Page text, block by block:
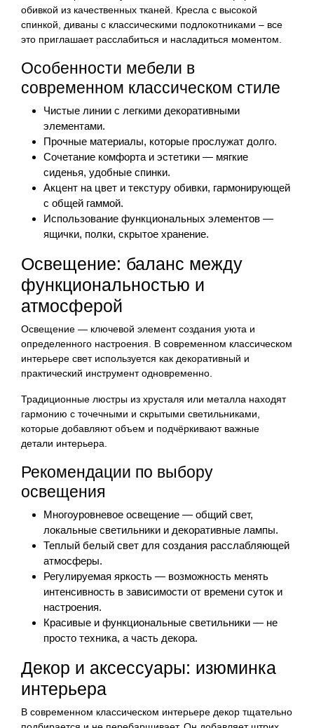
обивкой из качественных тканей. Кресла с высокой
спинкой, диваны с классическими подлокотниками – все
это приглашает расслабиться и насладиться моментом.
Особенности мебели в
современном классическом стиле
Чистые линии с легкими декоративными
элементами.
Прочные материалы, которые прослужат долго.
Сочетание комфорта и эстетики — мягкие
сиденья, удобные спинки.
Акцент на цвет и текстуру обивки, гармонирующей
с общей гаммой.
Использование функциональных элементов —
ящички, полки, скрытое хранение.
Освещение: баланс между
функциональностью и
атмосферой
Освещение — ключевой элемент создания уюта и
определенного настроения. В современном классическом
интерьере свет используется как декоративный и
практический инструмент одновременно.
Традиционные люстры из хрусталя или металла находят
гармонию с точечными и скрытыми светильниками,
которые добавляют объем и подчёркивают важные
детали интерьера.
Рекомендации по выбору
освещения
Многоуровневое освещение — общий свет,
локальные светильники и декоративные лампы.
Теплый белый свет для создания расслабляющей
атмосферы.
Регулируемая яркость — возможность менять
интенсивность в зависимости от времени суток и
настроения.
Красивые и функциональные светильники — не
просто техника, а часть декора.
Декор и аксессуары: изюминка
интерьера
В современном классическом интерьере декор тщательно